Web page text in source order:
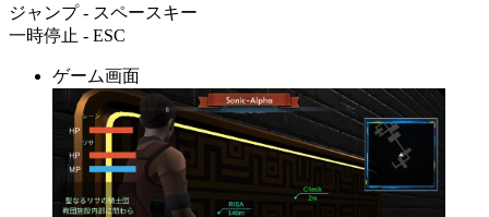
ジャンプ - スペースキー
一時停止 - ESC
ゲーム画面